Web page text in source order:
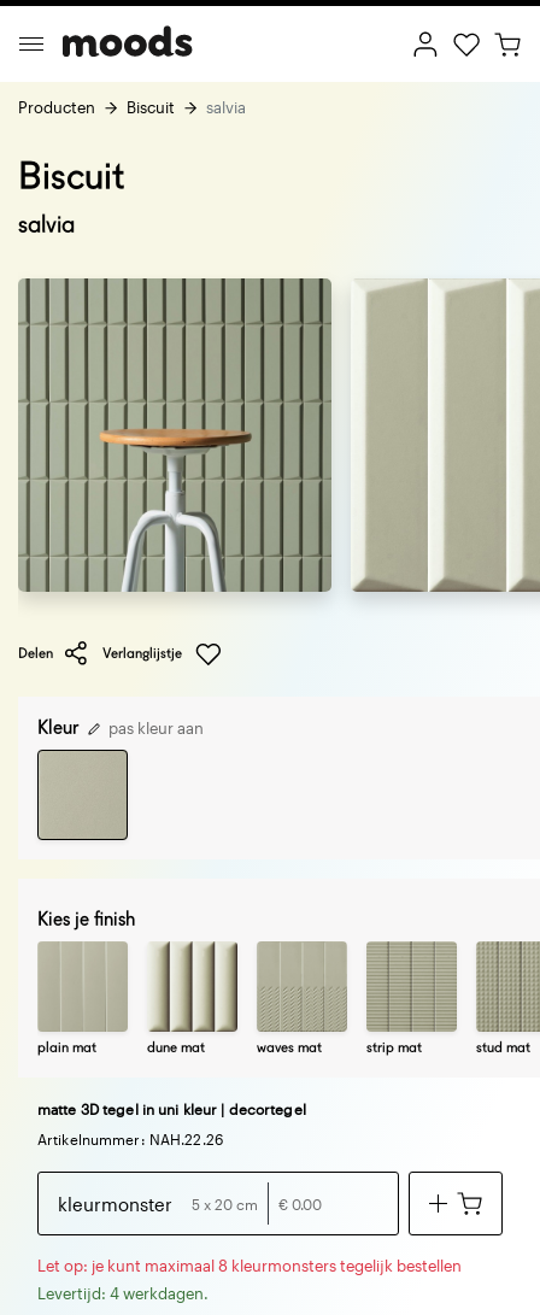
Minimalism
Producten Biscuit salvia
Biscuit
salvia
Delen Verlanglijstje
Kleur pas kleur aan
Kies je finish
plain mat dune mat waves mat strip mat stud mat
matte 3D tegel in uni kleur | decortegel
Artikelnummer: NAH.22.26
kleurmonster 5 x 20 cm € 0.00
Let op: je kunt maximaal 8 kleurmonsters tegelijk bestellen
Levertijd: 4 werkdagen.